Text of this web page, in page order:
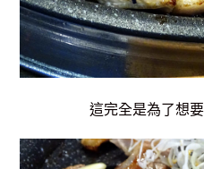
這完全是為了想